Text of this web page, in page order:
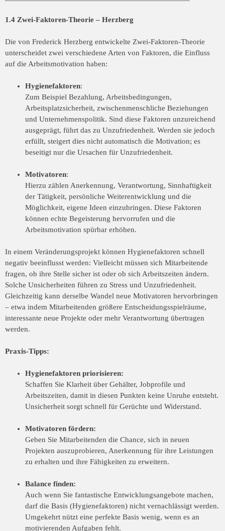
1.4 Zwei-Faktoren-Theorie – Herzberg
Die von Frederick Herzberg entwickelte Zwei-Faktoren-Theorie
unterscheidet zwei verschiedene Arten von Faktoren, die Einfluss
auf die Arbeitsmotivation haben:
Hygienefaktoren:
Zum Beispiel Bezahlung, Arbeitsbedingungen,
Arbeitsplatzsicherheit, zwischenmenschliche Beziehungen
und Unternehmenspolitik. Sind diese Faktoren unzureichend
ausgeprägt, führt das zu Unzufriedenheit. Werden sie jedoch
erfüllt, steigert dies nicht automatisch die Motivation; es
beseitigt nur die Ursachen für Unzufriedenheit.
Motivatoren:
Hierzu zählen Anerkennung, Verantwortung, Sinnhaftigkeit
der Tätigkeit, persönliche Weiterentwicklung und die
Möglichkeit, eigene Ideen einzubringen. Diese Faktoren
können echte Begeisterung hervorrufen und die
Arbeitsmotivation spürbar erhöhen.
In einem Veränderungsprojekt können Hygienefaktoren schnell
negativ beeinflusst werden: Vielleicht müssen sich Mitarbeitende
fragen, ob ihre Stelle sicher ist oder ob sich Arbeitszeiten ändern.
Solche Unsicherheiten führen zu Stress und Unzufriedenheit.
Gleichzeitig kann derselbe Wandel neue Motivatoren hervorbringen
– etwa indem Mitarbeitenden größere Entscheidungsspielräume,
interessante neue Projekte oder mehr Verantwortung übertragen
werden.
Praxis-Tipps:
Hygienefaktoren priorisieren:
Schaffen Sie Klarheit über Gehälter, Jobprofile und
Arbeitszeiten, damit in diesen Punkten keine Unruhe entsteht.
Unsicherheit sorgt schnell für Gerüchte und Widerstand.
Motivatoren fördern:
Geben Sie Mitarbeitenden die Chance, sich in neuen
Projekten auszuprobieren, Anerkennung für ihre Leistungen
zu erhalten und ihre Fähigkeiten zu erweitern.
Balance finden:
Auch wenn Sie fantastische Entwicklungsangebote machen,
darf die Basis (Hygienefaktoren) nicht vernachlässigt werden.
Umgekehrt nützt eine perfekte Basis wenig, wenn es an
motivierenden Aufgaben fehlt.